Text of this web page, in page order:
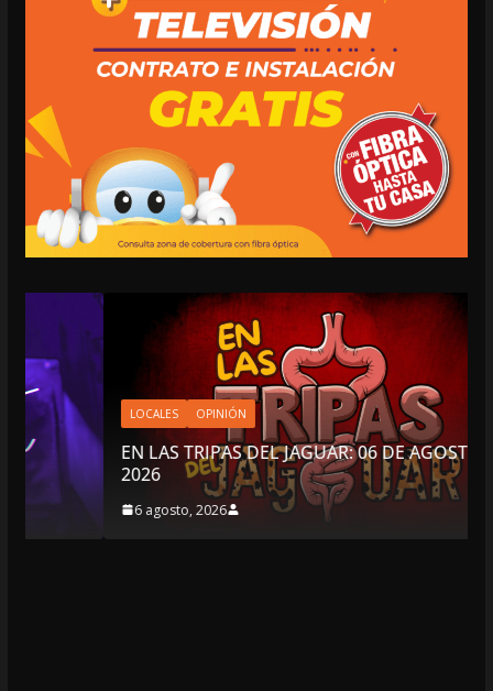
LOCALES OPINIÓN
EN LAS TRIPAS DEL JAGUAR: 06 DE AGOSTO DE
2026
6 agosto, 2026